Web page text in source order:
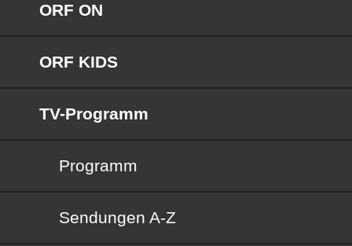
ORF ON
ORF KIDS
TV-Programm
Programm
Sendungen von A bis Z
Sendungen A-Z